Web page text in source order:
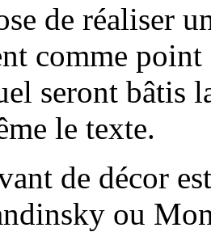
de réaliser
comme
seront bâtis
le texte.
de décor
ou